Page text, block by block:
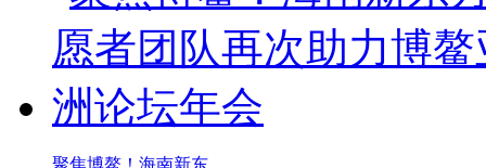
聚焦博鳌！海南新东